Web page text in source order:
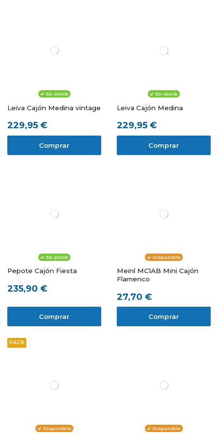
En stock
Leiva Cajón Medina vintage
229,95 €
Comprar
En stock
Leiva Cajón Medina
229,95 €
Comprar
En stock
Pepote Cajón Fiesta
235,90 €
Comprar
Disponible
Meinl MC1AB Mini Cajón
Flamenco
27,70 €
Comprar
PACK
Disponible Disponible